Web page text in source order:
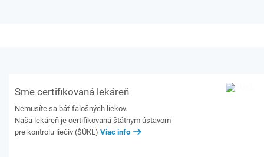
Sme certifikovaná lekáreň
Nemusíte sa báť falošných liekov.
Naša lekáreň je certifikovaná štátnym ústavom
pre kontrolu liečiv (ŠÚKL) Viac info